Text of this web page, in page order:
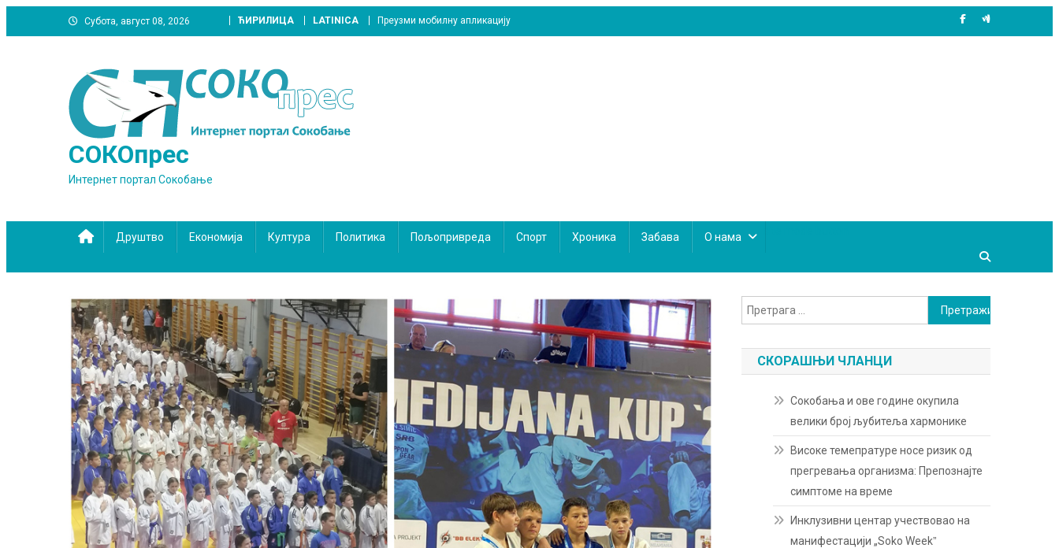
to
Субота, август 08, 2026 ЋИРИЛИЦА LATINICA Преузми мобилну апликацију
СОКОпрес
Интернет портал Сокобање
Друштво Економија Култура Политика Пољопривреда Спорт Хроника Забава О нама
Претрага
за:
СКОРАШЊИ ЧЛАНЦИ
Сокобања и ове године окупила
велики број љубитеља хармонике
Високе темепратуре носе ризик од
прегревања организма: Препознајте
симптоме на време
Инклузивни центар учествовао на
манифестацији „Soko Weekˮ